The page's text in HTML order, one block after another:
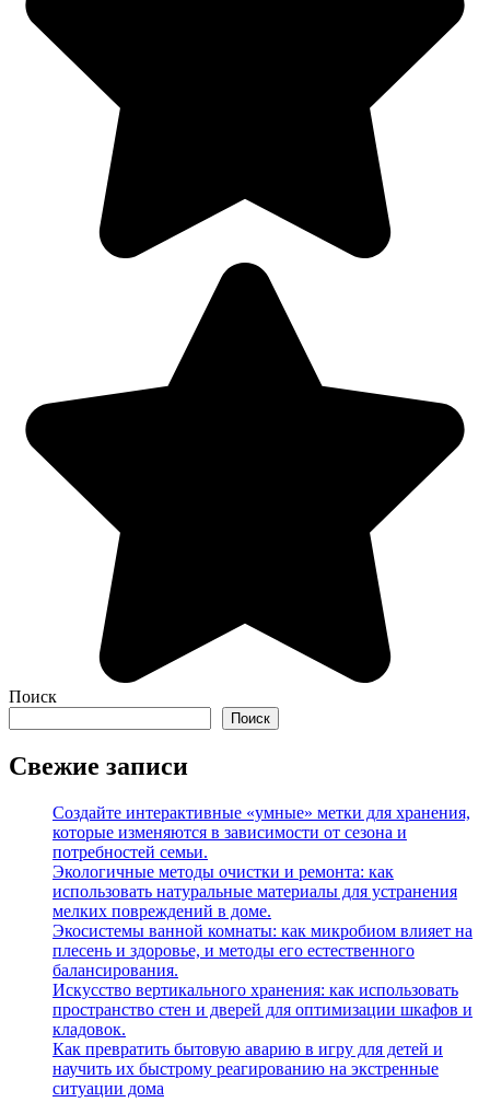
Поиск
Поиск
Свежие записи
Создайте интерактивные «умные» метки для хранения,
которые изменяются в зависимости от сезона и
потребностей семьи.
Экологичные методы очистки и ремонта: как
использовать натуральные материалы для устранения
мелких повреждений в доме.
Экосистемы ванной комнаты: как микробиом влияет на
плесень и здоровье, и методы его естественного
балансирования.
Искусство вертикального хранения: как использовать
пространство стен и дверей для оптимизации шкафов и
кладовок.
Как превратить бытовую аварию в игру для детей и
научить их быстрому реагированию на экстренные
ситуации дома